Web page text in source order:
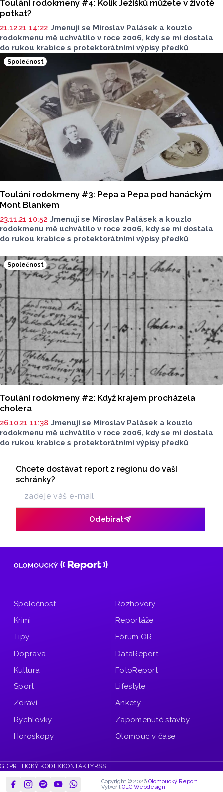
Toulání rodokmeny #4: Kolik Ježíšků můžete v životě
potkat?
21.12.21 14:22 Jmenuji se Miroslav Palásek a kouzlo
rodokmenu mě uchvátilo v roce 2006, kdy se mi dostala
do rukou krabice s protektorátními výpisy předků
a náhodně jsem získal již hotovou jednu celou větev mého
rodu. A tak to začalo. Nyní se jednou měsíčně o svá patrání
a objevy podělím s vámi.
Společnost
Toulání rodokmeny #3: Pepa a Pepa pod hanáckým
Mont Blankem
23.11.21 10:52 Jmenuji se Miroslav Palásek a kouzlo
rodokmenu mě uchvátilo v roce 2006, kdy se mi dostala
do rukou krabice s protektorátními výpisy předků
rodu. A tak to začalo. Nyní se jednou měsíčně o svá patrání
a objevy podělím s vámi.
Společnost
Toulání rodokmeny #2: Když krajem procházela
cholera
26.10.21 11:38 Jmenuji se Miroslav Palásek a kouzlo
rodokmenu mě uchvátilo v roce 2006, kdy se mi dostala
do rukou krabice s protektorátními výpisy předků
a objevy podělím s vámi.
Odběr newsletteru
Chcete dostávat report z regionu do vaší
schránky?
Odebírat
Společnost
Krimi
Tipy
Doprava
Kultura
Sport
Zdraví
Rychlovky
Horoskopy
Rozhovory
Reportáže
Fórum OR
DataReport
FotoReport
Lifestyle
Ankety
Zapomenuté stavby
Olomouc v čase
GDPR ETICKÝ KODEX KONTAKTY RSS
Copyright © 2026 Olomoucký Report
VytvořilOLC Webdesign